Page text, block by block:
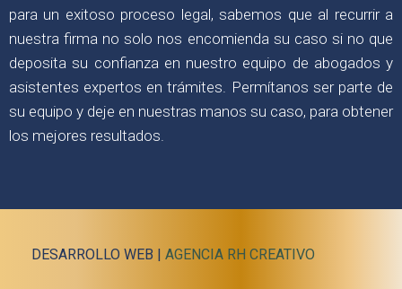
para un exitoso proceso legal, sabemos que al recurrir a
nuestra firma no solo nos encomienda su caso si no que
deposita su confianza en nuestro equipo de abogados y
asistentes expertos en trámites. Permítanos ser parte de
su equipo y deje en nuestras manos su caso, para obtener
los mejores resultados.
DESARROLLO WEB | AGENCIA RH CREATIVO